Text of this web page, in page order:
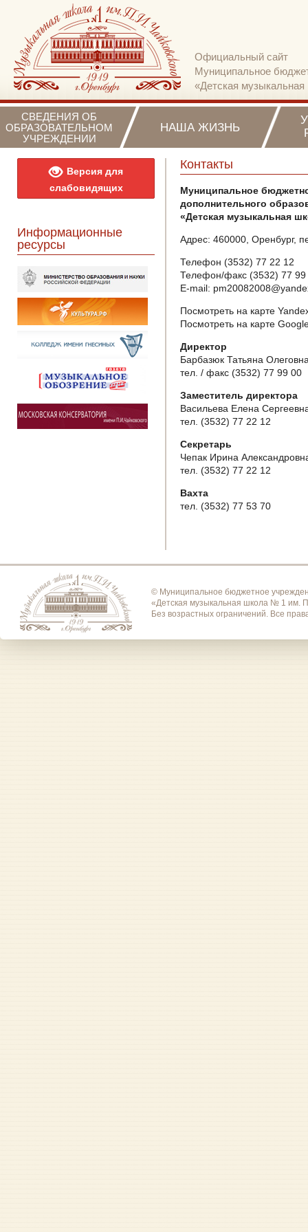
Официальный сайт
Муниципальное
«Детская
СВЕДЕНИЯ ОБ
ОБРАЗОВАТЕЛЬНОМ
УЧРЕЖДЕНИИ
НАША ЖИЗНЬ
Версия для
слабовидящих
Информационные
ресурсы
Контакты
Муниципальное
дополнительного
«Детская музыкальная
Адрес: 460000, Оренбург,
Телефон (3532) 77 22 12
Телефон/факс (3532) 77
E-mail:
Посмотреть на карте
Посмотреть на карте
Директор
Барбазюк Татьяна
тел. / факс (3532) 77 99 00
Заместитель директора
Васильева Елена
тел. (3532) 77 22 12
Секретарь
Чепак Ирина
тел. (3532) 77 22 12
Вахта
тел. (3532) 77 53 70
© Муниципальное бюджетное
«Детская музыкальная школа № 1 им.
Без возрастных ограничений. Все